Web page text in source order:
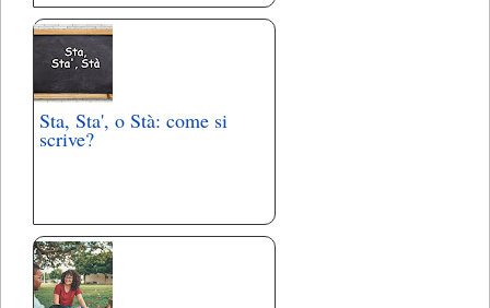
Sta, Sta', o Stà: come si
scrive?